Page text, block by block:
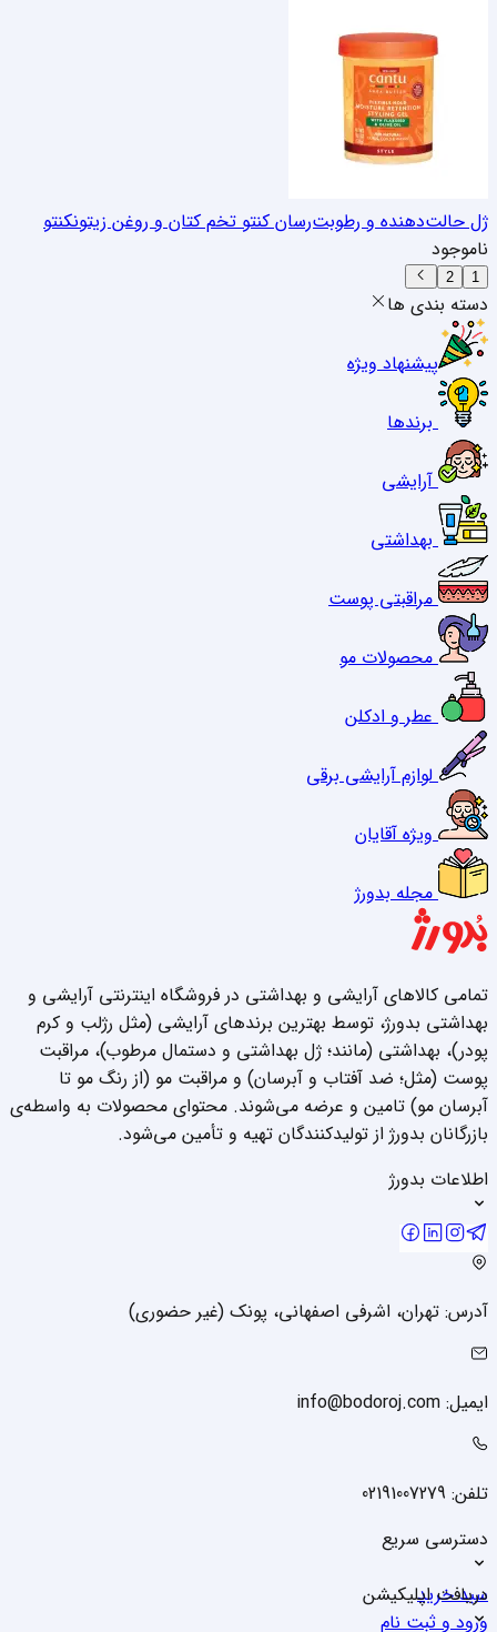
ژل حالت‌دهنده و رطوبت‌رسان کنتو تخم کتان و روغن زیتونکنتو
ناموجود
1
2
دسته بندی ها
پیشنهاد ویژه
برندها
آرایشی
بهداشتی
مراقبتی پوست
محصولات مو
عطر و ادکلن
لوازم آرایشی برقی
ویژه آقایان
مجله بدورژ
تمامی کالاهای آرایشی و بهداشتی در فروشگاه اینترنتی آرایشی و
بهداشتی بدورژ، توسط بهترین برندهای آرایشی (مثل رژلب و کرم
پودر)، بهداشتی (مانند؛ ژل بهداشتی و دستمال مرطوب)، مراقبت
پوست (مثل؛ ضد آفتاب و آبرسان) و مراقبت مو (از رنگ مو تا
آبرسان مو) تامین و عرضه می‌شوند. محتوای محصولات به واسطه‌ی
بازرگانان بدورژ از تولیدکنندگان تهیه و تأمین می‌شود.
اطلاعات بدورژ
آدرس: تهران، اشرفی اصفهانی، پونک (غیر حضوری)
ایمیل: info@bodoroj.com
تلفن: 02191007279
دسترسی سریع
سبد خرید
ورود و ثبت نام
دریافت اپلیکیشن